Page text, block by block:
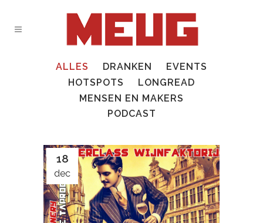
ALLES DRANKEN
EVENTS
HOTSPOTS
LONGREAD
MENSEN EN MAKERS
PODCAST
18
dec